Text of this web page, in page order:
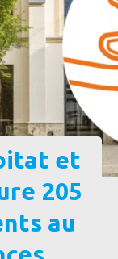
et
205
au